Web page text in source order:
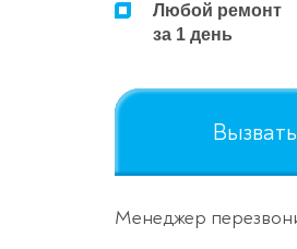
Любой ремонт
за 1 день
Менеджер